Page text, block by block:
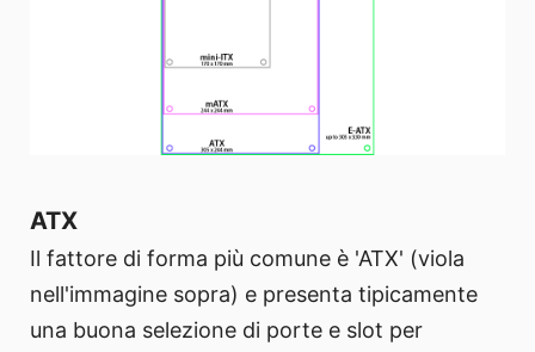
ATX
Il fattore di forma più comune è 'ATX' (viola
nell'immagine sopra) e presenta tipicamente
una buona selezione di porte e slot per